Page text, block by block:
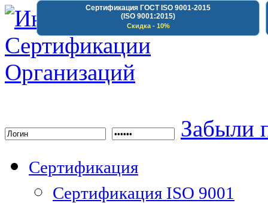
Сертификация ГОСТ ISO 9001-2015
(ISO 9001:2015)
Скидка - 10%
Забыли
Сертификация
Сертификация ISO 9001